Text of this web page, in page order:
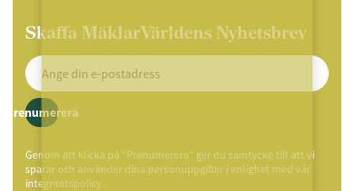
Skaffa MäklarVärldens Nyhetsbrev
Prenumerera
Genom att klicka på "Prenumerera" ger du samtycke till att vi
sparar och använder dina personuppgifter i enlighet med vår
integritetspolicy.